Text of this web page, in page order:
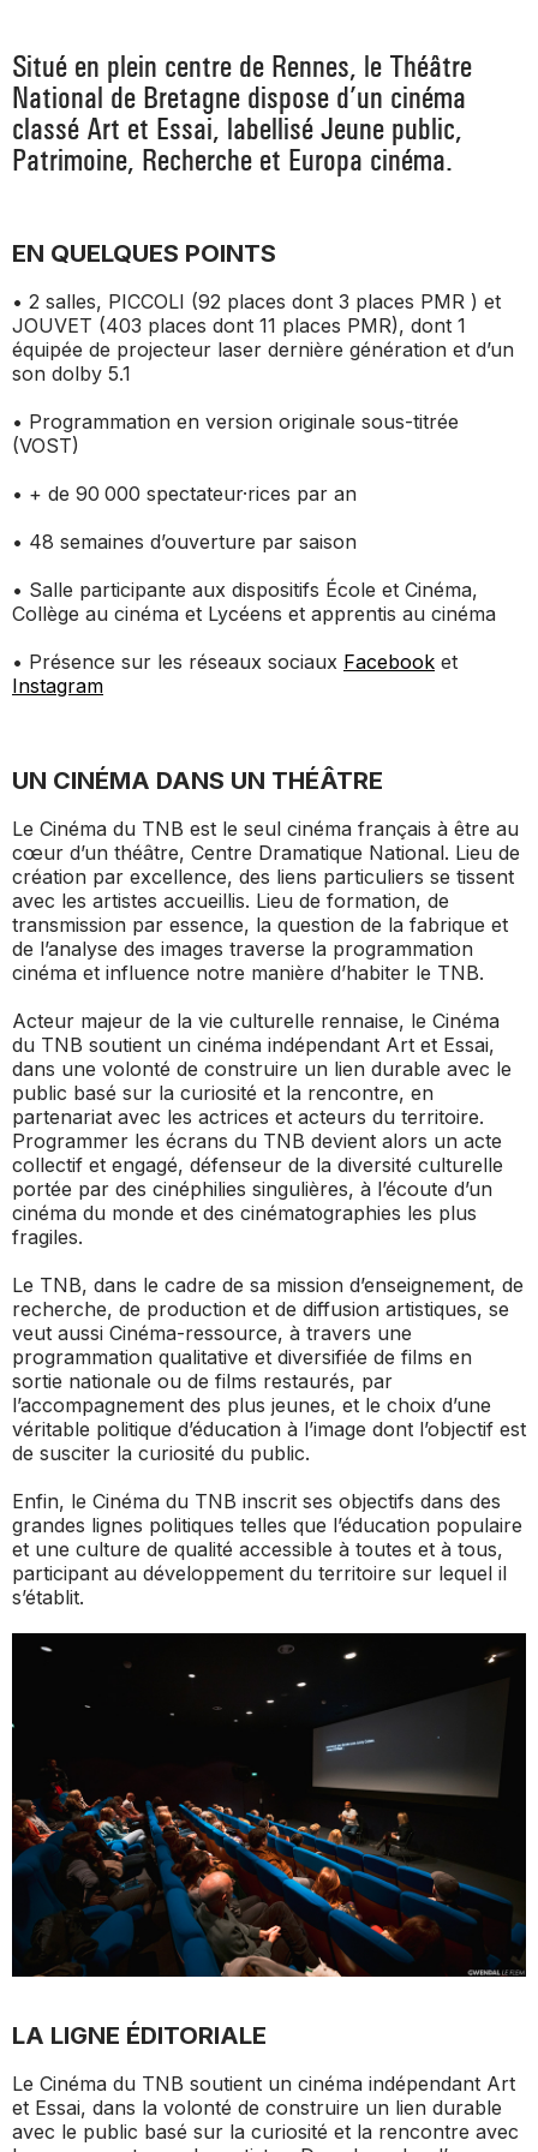
_ ACTION TERRITORIALE
_ TNB SOLIDAIRE
_ TNB ÉCO-RESPONSABLE
_ ARCHIVES ET RESSOURCES
_ RÉSIDENCES D'ARTISTE
_ INTERNATIONAL
_ FORMATION
_ INSERTION PROFESSIONNELLE
_ PROMOTIONS
_ INTERNATIONAL
_ NOUS SOUTENIR
_ CONTACTS ET INFOS PRATIQUES
_ NOS MÉCÈNES
_ DEVENEZ MÉCÈNE
_ SOUTENEZ LE FESTIVAL TNB
_ RENCONTRER
_ PRATIQUER
_ PROFITER
_ MARCHÉS
_ EMPLOIS / STAGES
>
>
Situé en plein centre de Rennes, le Théâtre
National de Bretagne dispose d’un cinéma
classé Art et Essai, labellisé Jeune public,
Patrimoine, Recherche et Europa cinéma.
EN QUELQUES POINTS
• 2 salles, PICCOLI (92 places dont 3 places PMR ) et
JOUVET (403 places dont 11 places PMR), dont 1
équipée de projecteur laser dernière génération et d’un
son dolby 5.1
• Programmation en version originale sous-titrée
(VOST)
• + de 90 000 spectateur·rices par an
• 48 semaines d’ouverture par saison
• Salle participante aux dispositifs École et Cinéma,
Collège au cinéma et Lycéens et apprentis au cinéma
• Présence sur les réseaux sociaux Facebook et
Instagram
UN CINÉMA DANS UN THÉÂTRE
Le Cinéma du TNB est le seul cinéma français à être au
cœur d’un théâtre, Centre Dramatique National. Lieu de
création par excellence, des liens particuliers se tissent
avec les artistes accueillis. Lieu de formation, de
transmission par essence, la question de la fabrique et
de l’analyse des images traverse la programmation
cinéma et influence notre manière d’habiter le TNB.
Acteur majeur de la vie culturelle rennaise, le Cinéma
du TNB soutient un cinéma indépendant Art et Essai,
dans une volonté de construire un lien durable avec le
public basé sur la curiosité et la rencontre, en
partenariat avec les actrices et acteurs du territoire.
Programmer les écrans du TNB devient alors un acte
collectif et engagé, défenseur de la diversité culturelle
portée par des cinéphilies singulières, à l’écoute d’un
cinéma du monde et des cinématographies les plus
fragiles.
Le TNB, dans le cadre de sa mission d’enseignement, de
recherche, de production et de diffusion artistiques, se
veut aussi Cinéma-ressource, à travers une
programmation qualitative et diversifiée de films en
sortie nationale ou de films restaurés, par
l’accompagnement des plus jeunes, et le choix d’une
véritable politique d’éducation à l’image dont l’objectif est
de susciter la curiosité du public.
Enfin, le Cinéma du TNB inscrit ses objectifs dans des
grandes lignes politiques telles que l’éducation populaire
et une culture de qualité accessible à toutes et à tous,
participant au développement du territoire sur lequel il
s’établit.
LA LIGNE ÉDITORIALE
Le Cinéma du TNB soutient un cinéma indépendant Art
et Essai, dans la volonté de construire un lien durable
avec le public basé sur la curiosité et la rencontre avec